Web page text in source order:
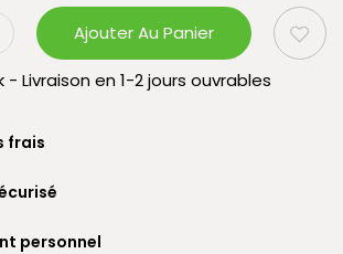
Ajouter Au Panier
- Livraison en 1-2 jours ouvrables
frais
personnel